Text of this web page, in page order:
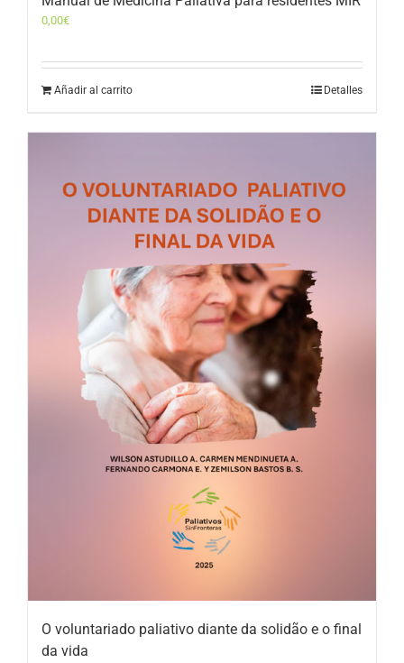
0,00€
Añadir al carrito Detalles
O voluntariado paliativo diante da solidão e o final
da vida